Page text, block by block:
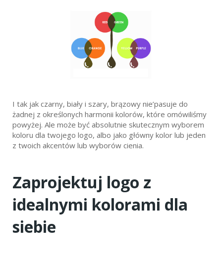
I tak jak czarny, biały i szary, brązowy nie’pasuje do
żadnej z określonych harmonii kolorów, które omówiliśmy
powyżej. Ale może być absolutnie skutecznym wyborem
koloru dla twojego logo, albo jako główny kolor lub jeden
z twoich akcentów lub wyborów cienia.
Zaprojektuj logo z
idealnymi kolorami dla
siebie